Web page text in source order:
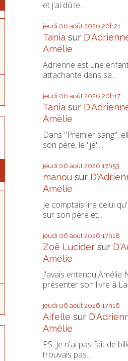
et j'ai dû le...
jeudi 06 août 2026 20h21
Tania sur
Amélie
Adrienne est une
attachante dans sa...
jeudi 06 août 2026 20h17
Tania sur
Amélie
Dans "Premier sang",
son père, le "je"...
jeudi 06 août 2026 17h53
manousur
Amélie
Je comptais lire celui
sur son père et...
jeudi 06 août 2026 17h18
Zoë Lucidersur
Amélie
J'avais entendu Amélie
présenter son livre à
jeudi 06 août 2026 17h16
Aifelle sur
Amélie
PS. Je n'ai pas fait de
trouvais pas...